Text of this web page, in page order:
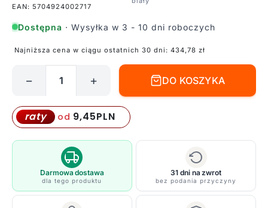
EAN: 5704924002717
Dostępna · Wysyłka w 3 - 10 dni roboczych
Najniższa cena w ciągu ostatnich 30 dni: 434,78 zł
Otis
60
-
oświetlenie
łazienki
− + DO KOSZYKA
raty od 9,45PLN
Darmowa dostawa
dla tego produktu
31 dni na zwrot
bez podania przyczyny